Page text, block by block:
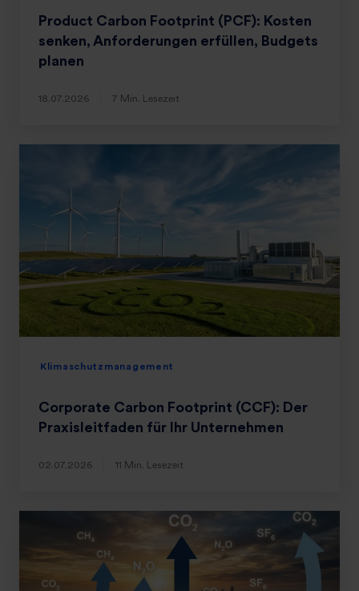
Product Carbon Footprint (PCF): Kosten
senken, Anforderungen erfüllen, Budgets
planen
18.07.2026 7 Min. Lesezeit
Klimaschutzmanagement
Corporate Carbon Footprint (CCF): Der
Praxisleitfaden für Ihr Unternehmen
02.07.2026 11 Min. Lesezeit